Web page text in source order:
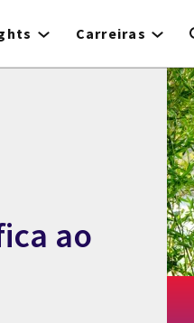
Carreiras
ao